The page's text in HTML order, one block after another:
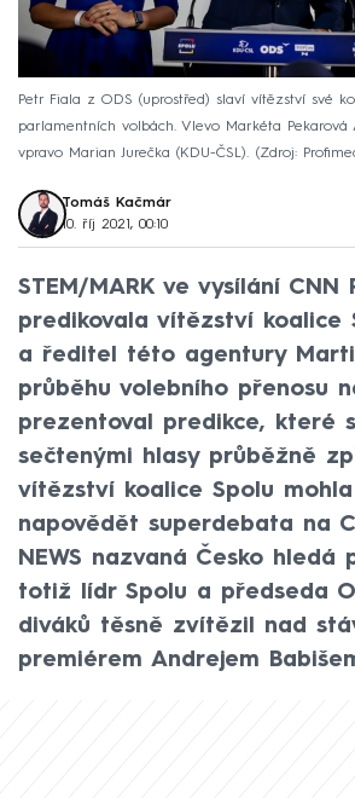
Petr Fiala z ODS (uprostřed) slaví vítězství své
parlamentních volbách. Vlevo Markéta Pekarová
vpravo Marian Jurečka (KDU-ČSL).
Zdroj:
Tomáš Kačmár
10. říj 2021, 00:10
STEM/MARK ve vysílání CNN
predikovala vítězství koalice
a ředitel této agentury
průběhu volebního přenosu
prezentoval predikce, které
sečtenými hlasy průběžně
vítězství koalice Spolu
napovědět superdebata na
NEWS nazvaná Česko hledá
totiž lídr Spolu a předseda
diváků těsně zvítězil nad
premiérem Andrejem